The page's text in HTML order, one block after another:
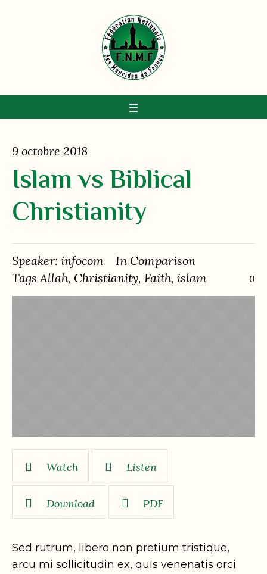
9 octobre 2018
Islam vs Biblical
Christianity
Speaker: infocom In Сomparison
TagsAllah, Christianity, Faith, islam 0
Watch Listen
Download PDF
Sed rutrum, libero non pretium tristique,
arcu mi sollicitudin ex, quis venenatis orci